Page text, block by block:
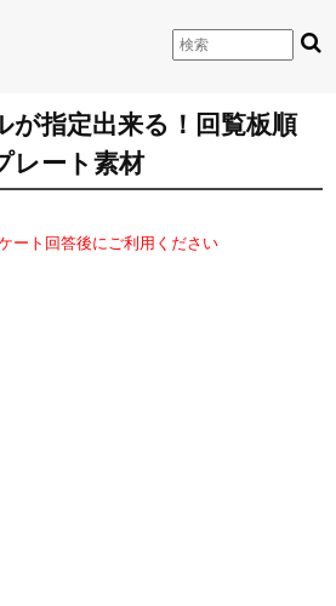
が指定出来る！回覧板順
レート素材
ート回答後にご利用ください